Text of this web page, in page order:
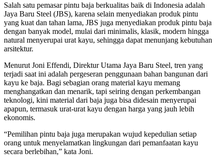
Salah satu pemasar pintu baja berkualitas baik di Indonesia adalah
Jaya Baru Steel (JBS), karena selain menyediakan produk pintu
yang kuat dan tahan lama, JBS juga menyediakan produk pintu baja
dengan banyak model, mulai dari minimalis, klasik, modern hingga
natural menyerupai urat kayu, sehingga dapat menunjang kebutuhan
arsitektur.
Menurut Joni Effendi, Direktur Utama Jaya Baru Steel, tren yang
terjadi saat ini adalah pergeseran penggunaan bahan bangunan dari
kayu ke baja. Bagi sebagian orang material kayu memang
menghangatkan dan menarik, tapi seiring dengan perkembangan
teknologi, kini material dari baja juga bisa didesain menyerupai
apapun, termasuk urat-urat kayu dengan harga yang jauh lebih
ekonomis.
“Pemilihan pintu baja juga merupakan wujud kepedulian setiap
orang untuk menyelamatkan lingkungan dari pemanfaatan kayu
secara berlebihan,” kata Joni.